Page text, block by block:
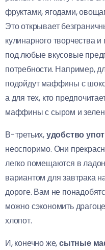
фруктами, ягодами,
Это открывает
кулинарного творчества
под любые вкусовые
потребности. Например,
подойдут маффины с
а для тех, кто
маффины с сыром и
В-третьих,удобство
неоспоримо. Они
легко помещаются в
вариантом для завтрака
дороге. Вам не
можно сэкономить
хлопот.
И, конечно же,сытные